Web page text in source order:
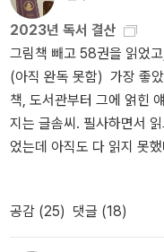
<백래시>가 주는 가장 큰
간 이어진 여론조사에서 압
일한 임금과 동일한 고용
필요하다고, 정부의 간섭을
산효가를 보장해 주는 연
비스가 필요하다고 말했다.
지 못하고 있다. 그렇다면
서 여성이 정확히 어떻게 ‘
때가 아니라, 그럴 가능성
는 나중에 사주려고요.
어책. 웃깁니다.<외딴 집
법>에 언급되었는데 궁금
것?? 원제를 보니 Ghost가
아하는 둘째가 매우 좋아
놀라는 장면, 겁 많은 아이
루> - 지인 추천으로 샀는
서, 같은 작가 책들을 찾아
보고 둘째가 사달라고 졸라
ㅋ <학교에 간 사자>는 초
2023년 독서 결산
그림책 빼고 58권을 읽었
(아직 완독 못함) 가장 좋
책, 도서관부터 그에 얽힌
지는 글솜씨. 필사하면서
었는데 아직도 다 읽지 못
자기계발서 별로 안 좋아
었다. 읽고 나서 휴대폰도
여러가지를 다 하려고 하
공감 (25) 댓글 (18)